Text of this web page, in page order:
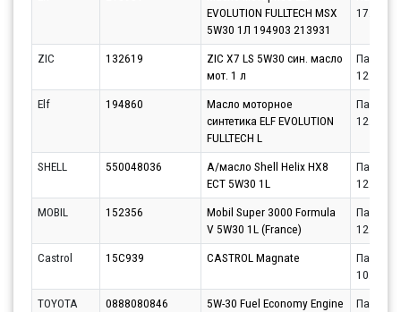
EVOLUTION FULLTECH MSX
5W30 1Л 194903 213931
ZIC 132619
ZIC X7 LS 5W30 син. масло
мот. 1 л
Партнёр
Elf
194860
Масло моторное
синтетика ELF EVOLUTION
FULLTECH L
Партнёр
SHELL 550048036
А/масло Shell Helix HX8
ECT 5W30 1L
Партнёр
MOBIL
152356
Mobil Super 3000 Formula
V 5W30 1L (France)
Партнёр
Castrol
15C939 CASTROL Magnate
Партнёр
TOYOTA
0888080846
5W-30 Fuel Economy Engine
Партнёр